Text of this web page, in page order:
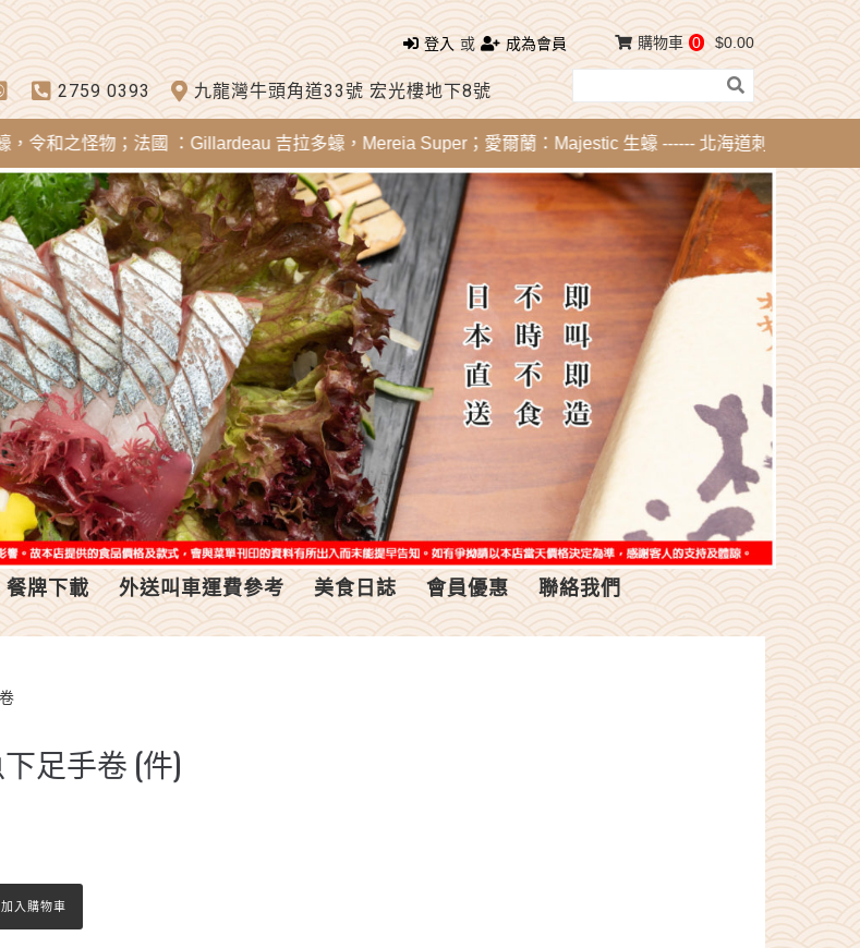
登入 或 成為會員
2759 0393 九龍灣牛頭角道33號 宏光樓地下8號
購物車 0 $0.00
怪物；法國 ：Gillardeau 吉拉多蠔，Mereia Super；愛爾蘭：Majestic 生蠔 ------ 北海道刺身 - 活帶子，活
餐牌下載 外送叫車運費參考 美食日誌 會員優惠 聯絡我們
足手卷 (件)
加入購物車